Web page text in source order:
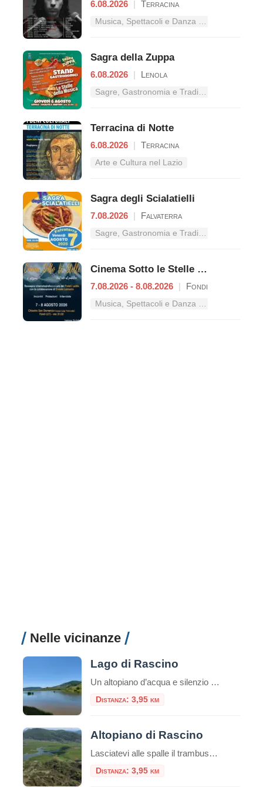
6.08.2026 | Terracina
Musica, Spettacoli e Danza nel Lazio
Sagra della Zuppa
6.08.2026 | Lenola
Sagre, Gastronomia e Tradizioni nel Lazio
Terracina di Notte
6.08.2026 | Terracina
Arte e Cultura nel Lazio
Sagra degli Scialatielli
7.08.2026 | Falvaterra
Sagre, Gastronomia e Tradizioni nel Lazio
Cinema Sotto le Stelle – Dal mito al pubblico
7.08.2026 - 8.08.2026 | Fondi
Musica, Spettacoli e Danza nel Lazio
Nelle vicinanze
Lago di Rascino
Un altopiano d’acqua e silenzio nel cuore dell’Appennino laziale Sospeso a mille metri d’altitudine, nel cuore dei Monti Carseolani, il Lago di Rascino è un piccolo mondo a parte: un’oasi d’acqua e di quiete dove la natura domina ancora incontrastata. Situato nel comune di Fiamignano, in provincia di Rieti, questo lago carsico rappresenta uno dei […]
Distanza: 3,95 km
Altopiano di Rascino
Lasciatevi alle spalle il trambusto della città e preparatevi a scoprire un luogo dove la natura regna sovrana e il tempo sembra scorrere a un ritmo diverso. Benvenuti sull’Altopiano di Rascino, un vasto tavolato carsico a oltre 1100 metri di altitudine, incastonato nell’Appennino Centrale, nel cuore del Cicolano in provincia di Rieti. Spesso definito “il […]
Distanza: 3,95 km